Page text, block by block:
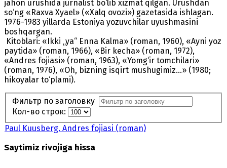
jahon urushida jurnalist bo‘lib xizmat qilgan. Urushdan
so‘ng «Raxva Xyael» («Xalq ovozi») gazetasida ishlagan.
1976-1983 yillarda Estoniya yozuvchilar uyushmasini
boshqargan.
Kitoblari: «Ikki „ya“ Enna Kalma» (roman, 1960), «Ayni yoz
paytida» (roman, 1966), «Bir kecha» (roman, 1972),
«Andres fojiasi» (roman, 1963), «Yomg‘ir tomchilari»
(roman, 1976), «Oh, bizning isqirt mushugimiz...» (1980;
hikoyalar to‘plami).
Фильтр по заголовку
Кол-во строк:
Paul Kuusberg. Andres fojiasi (roman)
Saytimiz rivojiga hissa